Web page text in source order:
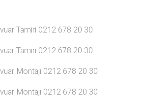
Tamiri 0212 678 20 30
Tamiri 0212 678 20 30
Montajı 0212 678 20 30
Montajı 0212 678 20 30